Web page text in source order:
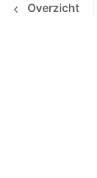
Overzicht